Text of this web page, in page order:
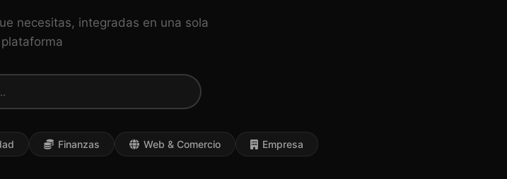
necesitas, integradas en una sola
plataforma
Finanzas Web & Comercio Empresa